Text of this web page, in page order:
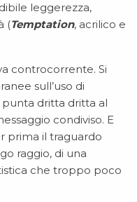
leggerezza,
(Temptation, acrilico e
controcorrente. Si
sull’uso di
dritta dritta al
condiviso. E
prima il traguardo
raggio, di una
che troppo poco